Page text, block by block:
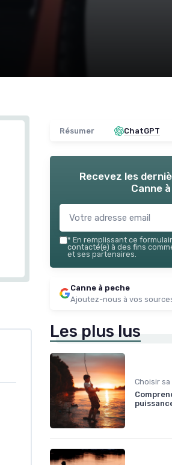
Résumer ChatGPT
Recevez les
Canne
* En remplissant ce
contacté(e) à des fins
et ses partenaires.
Canne à peche
Ajoutez-nous à vos
Les plus lus